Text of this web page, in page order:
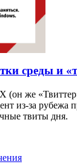
среды и
(он же
из-за рубежа
твиты дня.